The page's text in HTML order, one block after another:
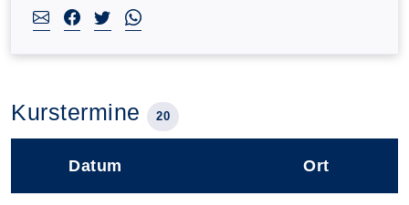
Kurstermine 20
Datum Ort